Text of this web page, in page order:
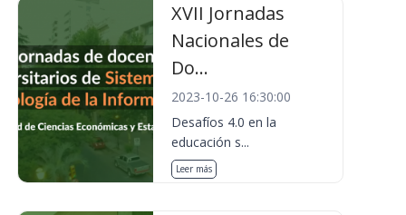
XVII Jornadas
Nacionales de
Do...
2023-10-26 16:30:00
Desafíos 4.0 en la
educación s...
Leer más